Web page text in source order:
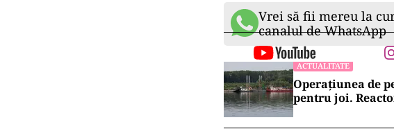
Vrei să fii mereu la
canalul de WhatsApp
ACTUALITATE
Operațiunea de
pentru joi.